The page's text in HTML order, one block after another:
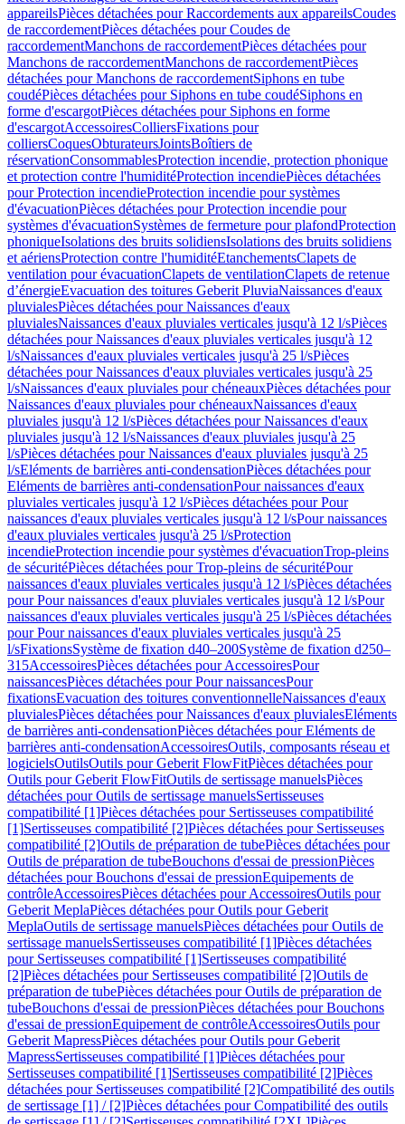
appareilsPièces détachées pour Raccordements aux appareilsCoudes
de raccordementPièces détachées pour Coudes de
raccordementManchons de raccordementPièces détachées pour
Manchons de raccordementManchons de raccordementPièces
détachées pour Manchons de raccordementSiphons en tube
coudéPièces détachées pour Siphons en tube coudéSiphons en
forme d'escargotPièces détachées pour Siphons en forme
d'escargotAccessoiresColliersFixations pour
colliersCoquesObturateursJointsBoîtiers de
réservationConsommablesProtection incendie, protection phonique
et protection contre l'humiditéProtection incendiePièces détachées
pour Protection incendieProtection incendie pour systèmes
d'évacuationPièces détachées pour Protection incendie pour
systèmes d'évacuationSystèmes de fermeture pour plafondProtection
phoniqueIsolations des bruits solidiensIsolations des bruits solidiens
et aériensProtection contre l'humiditéEtanchementsClapets de
ventilation pour évacuationClapets de ventilationClapets de retenue
d’énergieEvacuation des toitures Geberit PluviaNaissances d'eaux
pluvialesPièces détachées pour Naissances d'eaux
pluvialesNaissances d'eaux pluviales verticales jusqu'à 12 l/sPièces
détachées pour Naissances d'eaux pluviales verticales jusqu'à 12
l/sNaissances d'eaux pluviales verticales jusqu'à 25 l/sPièces
détachées pour Naissances d'eaux pluviales verticales jusqu'à 25
l/sNaissances d'eaux pluviales pour chéneauxPièces détachées pour
Naissances d'eaux pluviales pour chéneauxNaissances d'eaux
pluviales jusqu'à 12 l/sPièces détachées pour Naissances d'eaux
pluviales jusqu'à 12 l/sNaissances d'eaux pluviales jusqu'à 25
l/sPièces détachées pour Naissances d'eaux pluviales jusqu'à 25
l/sEléments de barrières anti-condensationPièces détachées pour
Eléments de barrières anti-condensationPour naissances d'eaux
pluviales verticales jusqu'à 12 l/sPièces détachées pour Pour
naissances d'eaux pluviales verticales jusqu'à 12 l/sPour naissances
d'eaux pluviales verticales jusqu'à 25 l/sProtection
incendieProtection incendie pour systèmes d'évacuationTrop-pleins
de sécuritéPièces détachées pour Trop-pleins de sécuritéPour
naissances d'eaux pluviales verticales jusqu'à 12 l/sPièces détachées
pour Pour naissances d'eaux pluviales verticales jusqu'à 12 l/sPour
naissances d'eaux pluviales verticales jusqu'à 25 l/sPièces détachées
pour Pour naissances d'eaux pluviales verticales jusqu'à 25
l/sFixationsSystème de fixation d40–200Système de fixation d250–
315AccessoiresPièces détachées pour AccessoiresPour
naissancesPièces détachées pour Pour naissancesPour
fixationsEvacuation des toitures conventionnelleNaissances d'eaux
pluvialesPièces détachées pour Naissances d'eaux pluvialesEléments
de barrières anti-condensationPièces détachées pour Eléments de
barrières anti-condensationAccessoiresOutils, composants réseau et
logicielsOutilsOutils pour Geberit FlowFitPièces détachées pour
Outils pour Geberit FlowFitOutils de sertissage manuelsPièces
détachées pour Outils de sertissage manuelsSertisseuses
compatibilité [1]Pièces détachées pour Sertisseuses compatibilité
[1]Sertisseuses compatibilité [2]Pièces détachées pour Sertisseuses
compatibilité [2]Outils de préparation de tubePièces détachées pour
Outils de préparation de tubeBouchons d'essai de pressionPièces
détachées pour Bouchons d'essai de pressionEquipements de
contrôleAccessoiresPièces détachées pour AccessoiresOutils pour
Geberit MeplaPièces détachées pour Outils pour Geberit
MeplaOutils de sertissage manuelsPièces détachées pour Outils de
sertissage manuelsSertisseuses compatibilité [1]Pièces détachées
pour Sertisseuses compatibilité [1]Sertisseuses compatibilité
[2]Pièces détachées pour Sertisseuses compatibilité [2]Outils de
préparation de tubePièces détachées pour Outils de préparation de
tubeBouchons d'essai de pressionPièces détachées pour Bouchons
d'essai de pressionEquipement de contrôleAccessoiresOutils pour
Geberit MapressPièces détachées pour Outils pour Geberit
MapressSertisseuses compatibilité [1]Pièces détachées pour
Sertisseuses compatibilité [1]Sertisseuses compatibilité [2]Pièces
détachées pour Sertisseuses compatibilité [2]Compatibilité des outils
de sertissage [1] / [2]Pièces détachées pour Compatibilité des outils